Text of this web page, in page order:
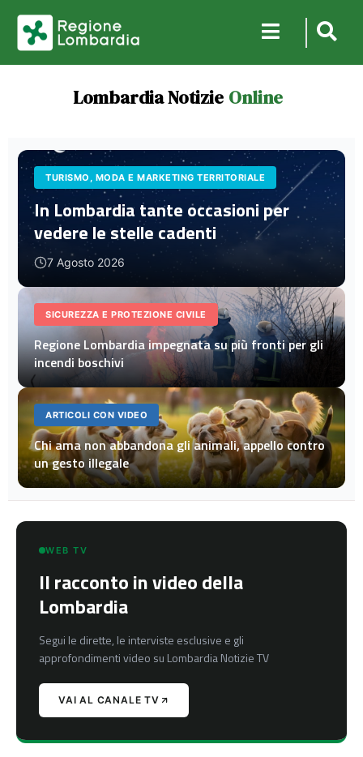
Lombardia Notizie Online
TURISMO, MODA E MARKETING TERRITORIALE
In Lombardia tante occasioni per
vedere le stelle cadenti
7 Agosto 2026
SICUREZZA E PROTEZIONE CIVILE
Regione Lombardia impegnata su più fronti per gli
incendi boschivi
ARTICOLI CON VIDEO
Chi ama non abbandona gli animali, appello contro
un gesto illegale
WEB TV
Il racconto in video della
Lombardia
Segui le dirette, le interviste esclusive e gli
approfondimenti video su Lombardia Notizie TV
VAI AL CANALE TV